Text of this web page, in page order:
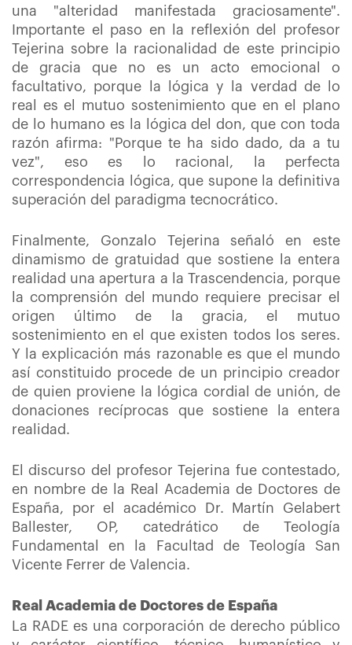
una "alteridad manifestada graciosamente".
Importante el paso en la reflexión del profesor
Tejerina sobre la racionalidad de este principio
de gracia que no es un acto emocional o
facultativo, porque la lógica y la verdad de lo
real es el mutuo sostenimiento que en el plano
de lo humano es la lógica del don, que con toda
razón afirma: "Porque te ha sido dado, da a tu
vez", eso es lo racional, la perfecta
correspondencia lógica, que supone la definitiva
superación del paradigma tecnocrático.
Finalmente, Gonzalo Tejerina señaló en este
dinamismo de gratuidad que sostiene la entera
realidad una apertura a la Trascendencia, porque
la comprensión del mundo requiere precisar el
origen último de la gracia, el mutuo
sostenimiento en el que existen todos los seres.
Y la explicación más razonable es que el mundo
así constituido procede de un principio creador
de quien proviene la lógica cordial de unión, de
donaciones recíprocas que sostiene la entera
realidad.
El discurso del profesor Tejerina fue contestado,
en nombre de la Real Academia de Doctores de
España, por el académico Dr. Martín Gelabert
Ballester, OP, catedrático de Teología
Fundamental en la Facultad de Teología San
Vicente Ferrer de Valencia.
Real Academia de Doctores de España
La RADE es una corporación de derecho público